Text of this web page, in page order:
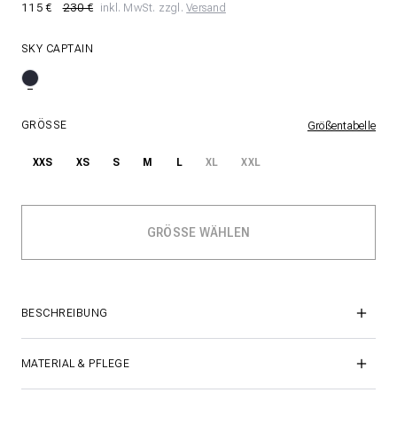
115 € 230 € inkl. MwSt. zzgl.Versand
SKY CAPTAIN
GRÖSSE Größentabelle
XXS XS S M L XL XXL
BESCHREIBUNG
MATERIAL & PFLEGE